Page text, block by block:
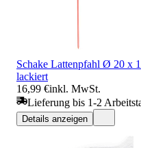
Schake Lattenpfahl Ø 20 x
lackiert
16,99 €inkl. MwSt.
Lieferung bis 1-2
Details anzeigen